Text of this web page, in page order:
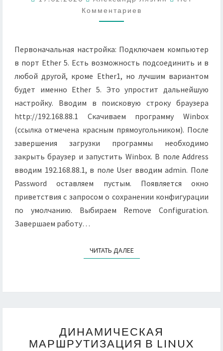
Комментариев
Первоначальная настройка: Подключаем компьютер
в порт Ether 5. Есть возможность подсоединить и в
любой другой, кроме Ether1, но лучшим вариантом
будет именно Ether 5. Это упростит дальнейшую
настройку. Вводим в поисковую строку браузера
http://192.168.88.1 Cкачиваем программу Winbox
(ссылка отмечена красным прямоугольником). После
завершения загрузки программы необходимо
закрыть браузер и запустить Winbox. В поле Address
вводим 192.168.88.1, в поле User вводим admin. Поле
Password оставляем пустым. Появляется окно
приветствия с запросом о сохранении конфигурации
по умолчанию. Выбираем Remove Configuration.
Завершаем работу…
ЧИТАТЬ ДАЛЕЕЧИТАТЬ ДАЛЕЕ
МАРШРУТИЗАЦИЯ
В
ДИНАМИЧЕСКАЯ
МАРШРУТИЗАЦИЯ В LINUX